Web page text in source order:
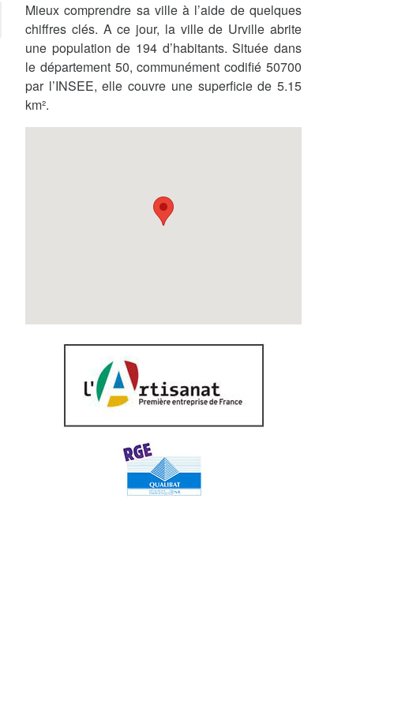
Mieux comprendre sa ville à l’aide de quelques
chiffres clés. A ce jour, la ville de Urville abrite
une population de 194 d’habitants. Située dans
le département 50, communément codifié 50700
par l’INSEE, elle couvre une superficie de 5.15
km².